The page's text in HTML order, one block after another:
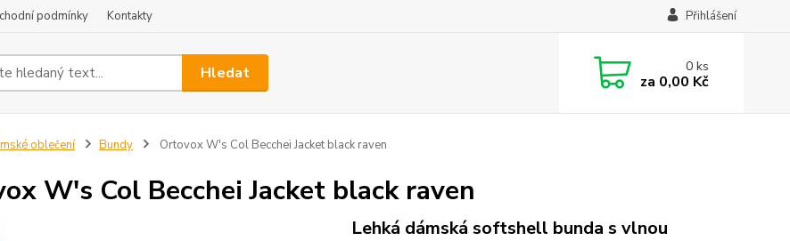
podmínky Kontakty Přihlášení
Hledat 0ks
za 0,00 Kč
oblečení Bundy Ortovox W's Col Becchei Jacket black raven
W's Col Becchei Jacket black raven
Lehká dámská softshell bunda s vlnou